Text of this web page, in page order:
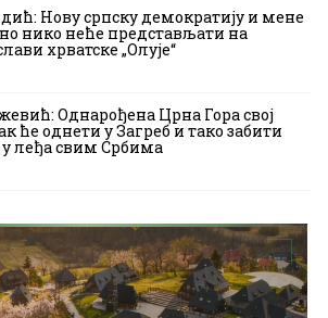
Нову српску демократију и мене
нико неће представљати на
хрватске „Олује“
Однарођена Црна Гора свој
ће однети у Загреб и тако забити
леђа свим Србима